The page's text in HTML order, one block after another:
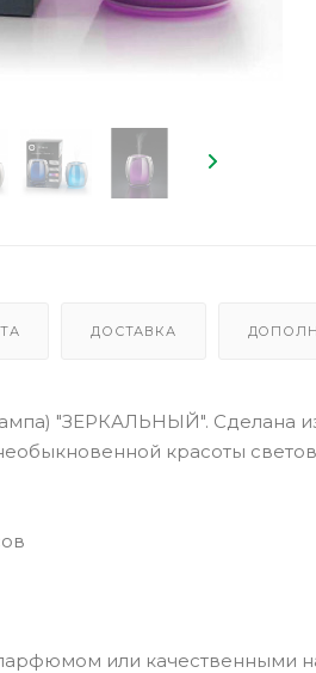
ДОСТАВКА
"ЗЕРКАЛЬНЫЙ". Сделана
красоты
или качественными